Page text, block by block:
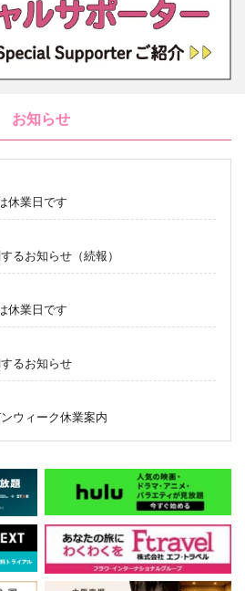
お知らせ
休業日です
るお知らせ（続報）
休業日です
るお知らせ
ウィーク休業案内